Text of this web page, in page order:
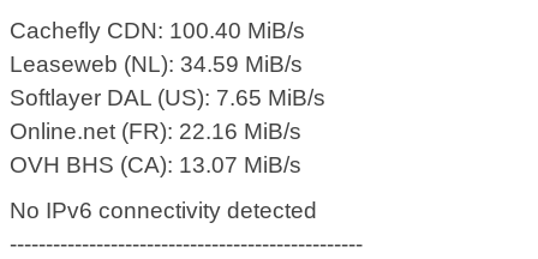
Cachefly CDN: 100.40 MiB/s
Leaseweb (NL): 34.59 MiB/s
Softlayer DAL (US): 7.65 MiB/s
Online.net (FR): 22.16 MiB/s
OVH BHS (CA): 13.07 MiB/s
No IPv6 connectivity detected
-------------------------------------------------